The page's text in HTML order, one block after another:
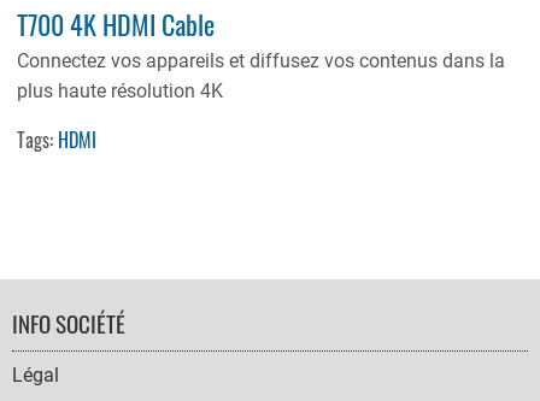
T700 4K HDMI Cable
Connectez vos appareils et diffusez vos contenus dans la
plus haute résolution 4K
Tags: HDMI
FOOTER
NAVIGATION
INFO SOCIÉTÉ
Légal